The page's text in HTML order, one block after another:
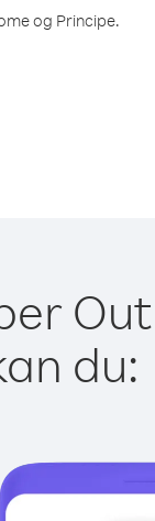
og Principe.
du: